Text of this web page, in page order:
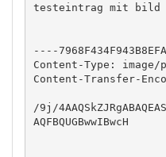
testeintrag mit bild
----
Content-Type:
Content-Transfer-
/9j/
AQFBQUGBwwIBwcH